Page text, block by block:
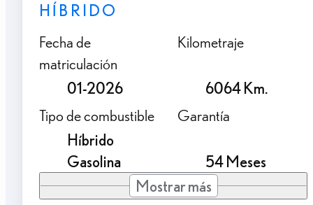
HÍBRIDO
Fecha de
matriculación
01-2026
Kilometraje
6064 Km.
Tipo de combustible
Híbrido
Gasolina
Garantía
54 Meses
Mostrar más